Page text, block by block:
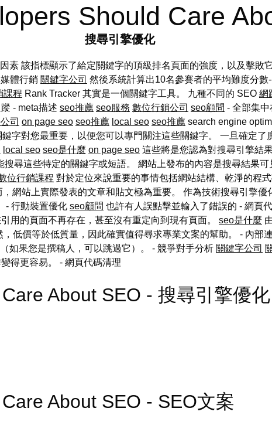
Should Care
搜尋引擎優化
素 該指標顯示了給定關鍵字的頂級排名頁面的強度，以及擊敗
體行銷 關鍵字公司 然後系統計算出10名參賽者的平均難度分
課程 Rank Tracker 其實是一個關鍵字工具。 九種不同的 SEO 網
- meta描述 seo推薦 seo服務 數位行銷公司 seo顧問 - 全部集中
司 on page seo seo推薦 local seo seo推薦 search engine
字對您最重要，以便您可以專門關注這些關鍵字。 一旦確定
local seo seo是什麼 on page seo 這些將是您認為對搜尋引擎結
搜尋這些特定的關鍵字或短語。 網站上發布的內容是搜尋結果
位行銷課程 對於定位來說重要的事情包括網站結構、乾淨的程
，網站上實際發表的文章和貼文極為重要。 作為技術搜尋引擎
- 行動裝置優化 seo顧問 也許有人誤點擊並輸入了錯誤的 - 網頁
用的頁面不再存在，甚至沒有重定向到現有頁面。 seo是什麼
低價等於低質量，因此確實值得尋求專業文案的幫助。 - 內部
如果您是撰稿人，可以跳過它）。 - 競爭對手分析 關鍵字公司
得更容易。 - 網頁代碼清理
About SEO - 搜尋引擎優化
About SEO - SEO文案